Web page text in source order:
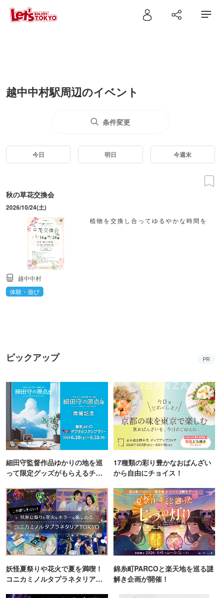
越中中村駅周辺のイベント
条件変更
今日 明日 今週末
秋の草花交換会
2026/10/24(土)
植物を交換し合ってゆるやかな時間を
越中中村
体験・遊び
ピックアップ PR
細田守監督作品ゆかりの地を巡
って限定グッズがもらえるチャ
17種類の彩り豊かなおばんざい
から自由にチョイス！
妖怪夏祭りや花火で夏を満喫！
コニカミノルタプラネタリア
錦糸町PARCOと楽天地を巡る謎
解き企画が開催！